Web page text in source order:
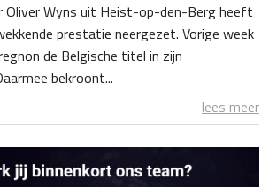
Oliver Wyns uit Heist-op-den-Berg heeft
prestatie neergezet. Vorige week
de Belgische titel in zijn
bekroont...
lees meer